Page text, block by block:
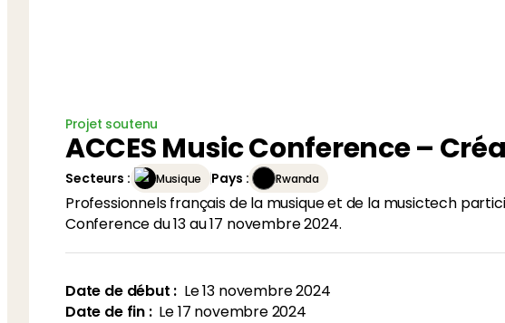
Projet soutenu
ACCES Music Conference –
Secteurs : Musique Pays : Rwanda
Professionnels français de la musique et de la musictech
Conference du 13 au 17 novembre 2024.
Date de début : Le13 novembre 2024
Date de fin : Le17 novembre 2024